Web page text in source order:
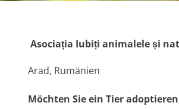
Asociația Iubiți animalele și
Arad, Rumänien
Möchten Sie ein Tier